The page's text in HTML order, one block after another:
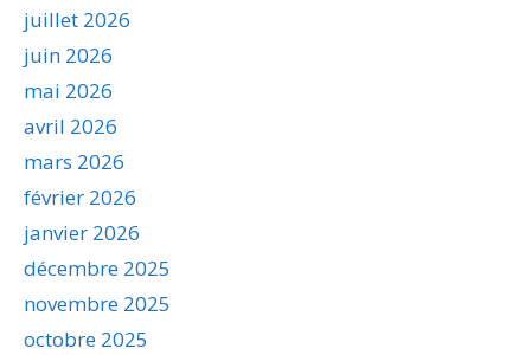
juillet 2026
juin 2026
mai 2026
avril 2026
mars 2026
février 2026
janvier 2026
décembre 2025
novembre 2025
octobre 2025